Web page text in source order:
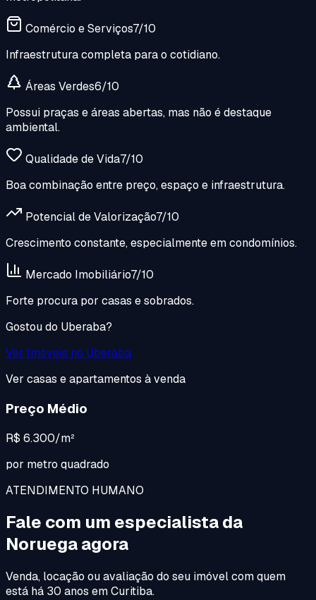
Comércio e Serviços7/10
Infraestrutura completa para o cotidiano.
Áreas Verdes6/10
Possui praças e áreas abertas, mas não é destaque
ambiental.
Qualidade de Vida7/10
Boa combinação entre preço, espaço e infraestrutura.
Potencial de Valorização7/10
Crescimento constante, especialmente em condomínios.
Mercado Imobiliário7/10
Forte procura por casas e sobrados.
Gostou do Uberaba?
Ver Imóveis no Uberaba
Ver casas e apartamentos à venda
Preço Médio
R$ 6.300/m²
por metro quadrado
ATENDIMENTO HUMANO
Fale com um especialista da
Noruega agora
Venda, locação ou avaliação do seu imóvel com quem
está há 30 anos em Curitiba.